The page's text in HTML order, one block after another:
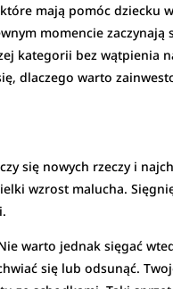
mają pomóc dziecku
momencie
kategorii bez wątpienia
dlaczego warto
się nowych rzeczy i
wzrost malucha.
warto jednak sięgać
się lub odsunąć.